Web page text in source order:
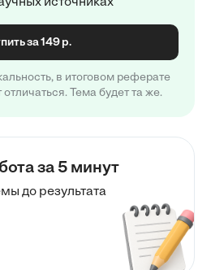
за 149 р.
в итоговом реферате
отличаться. Тема будет та же.
за 5 минут
до результата